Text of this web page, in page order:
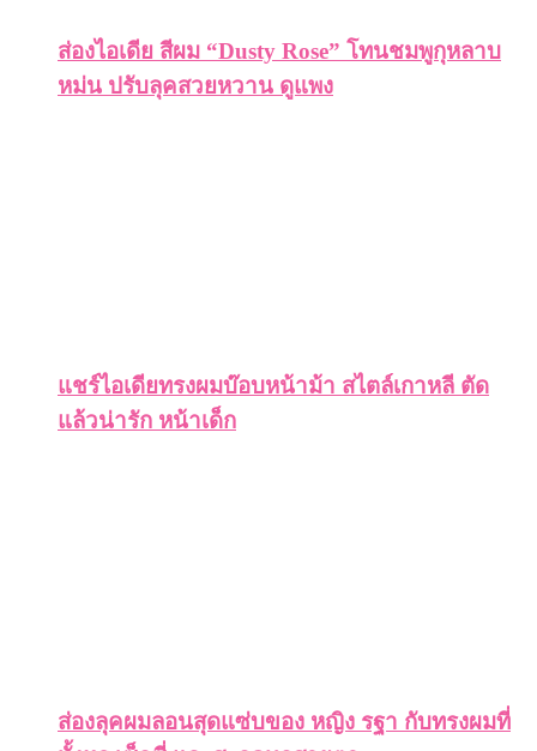
ส่องไอเดีย สีผม “Dusty Rose” โทนชมพูกุหลาบ
หม่น ปรับลุคสวยหวาน ดูแพง
แชร์ไอเดียทรงผมบ๊อบหน้าม้า สไตล์เกาหลี ตัด
แล้วน่ารัก หน้าเด็ก
ส่องลุคผมลอนสุดแซ่บของ หญิง รฐา กับทรงผมที่